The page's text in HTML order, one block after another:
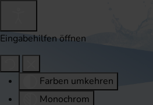
Eingabehilfen öffnen
Farben umkehren
Monochrom